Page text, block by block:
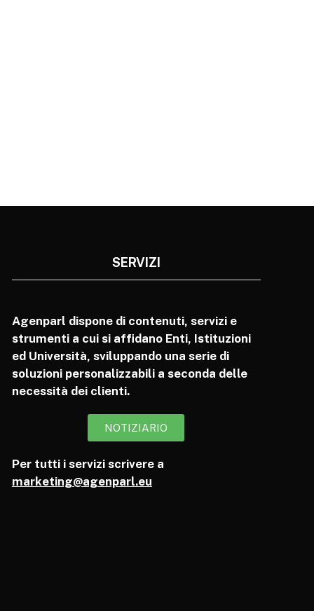
SERVIZI
Agenparl dispone di contenuti, servizi e
strumenti a cui si affidano Enti, Istituzioni
ed Università, sviluppando una serie di
soluzioni personalizzabili a seconda delle
necessità dei clienti.
NOTIZIARIO
Per tutti i servizi scrivere a
marketing@agenparl.eu